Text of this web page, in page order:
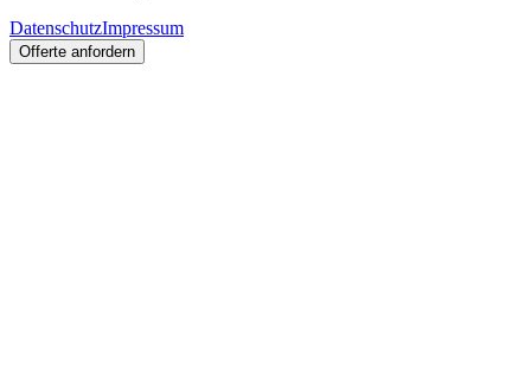
DatenschutzImpressum
Offerte anfordern